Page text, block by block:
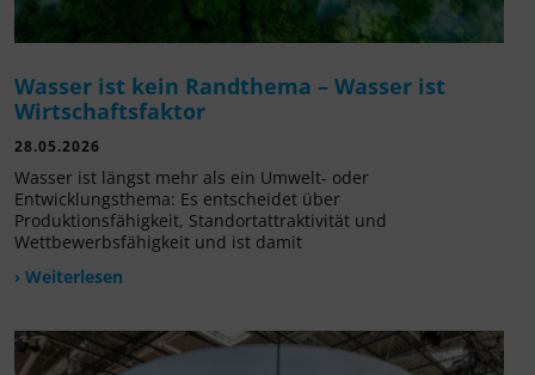
Wasser ist kein Randthema – Wasser ist
Wirtschaftsfaktor
28.05.2026
Wasser ist längst mehr als ein Umwelt- oder
Entwicklungsthema: Es entscheidet über
Produktionsfähigkeit, Standortattraktivität und
Wettbewerbsfähigkeit und ist damit
› Weiterlesen